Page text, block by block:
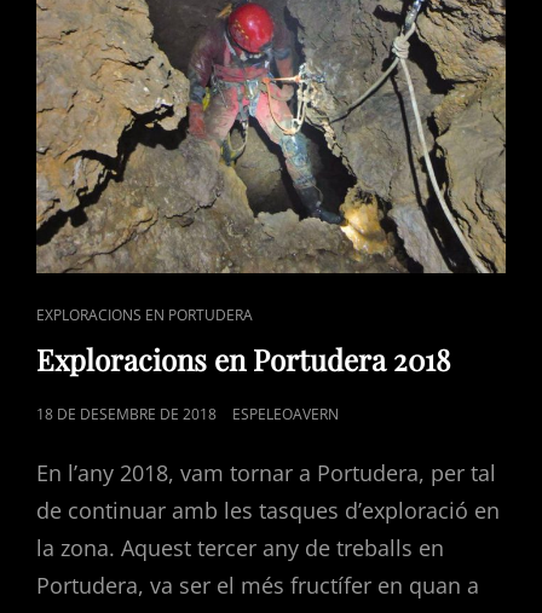
CAT
LINKS
EXPLORACIONS EN PORTUDERA
Exploracions en Portudera 2018
POSTED
18 DE DESEMBRE DE 2018 ESPELEOAVERN
En l’any 2018, vam tornar a Portudera, per tal
de continuar amb les tasques d’exploració en
la zona. Aquest tercer any de treballs en
Portudera, va ser el més fructífer en quan a